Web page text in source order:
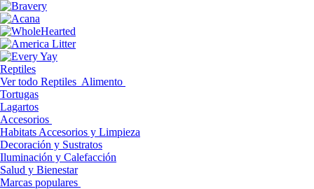
Reptiles
Ver todo Reptiles Alimento
Tortugas
Lagartos
Accesorios
Habitats Accesorios y Limpieza
Decoración y Sustratos
Iluminación y Calefacción
Salud y Bienestar
Marcas populares